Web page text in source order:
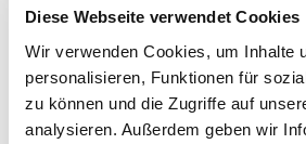
Diese Webseite verwendet Cookies
Wir verwenden Cookies, um Inhalte
personalisieren, Funktionen für
zu können und die Zugriffe auf
analysieren. Außerdem geben wir